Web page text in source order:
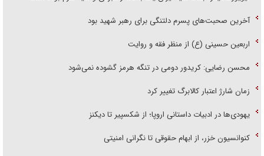
آخرین صحبت‌های پسرم دلتنگی برای رهبر شهید بود
اربعین حسینی (ع) از منظر فقه و روایت
محسن رضایی: کریدور دومی در تنگه هرمز گشوده نمی‌شود
زمان شارژ اعتبار کالابرگ تغییر کرد
یهودی‌ها در ادبیات داستانی اروپا؛ از شکسپیر تا دیکنز
کنوانسیون خزر، از ابهام حقوقی تا نگرانی امنیتی